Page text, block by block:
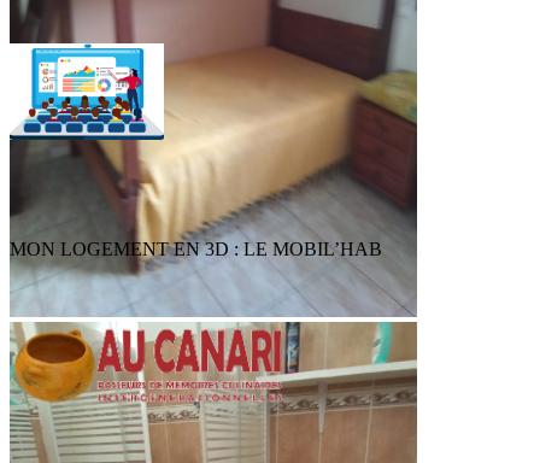
MON LOGEMENT EN 3D : LE MOBIL’HAB